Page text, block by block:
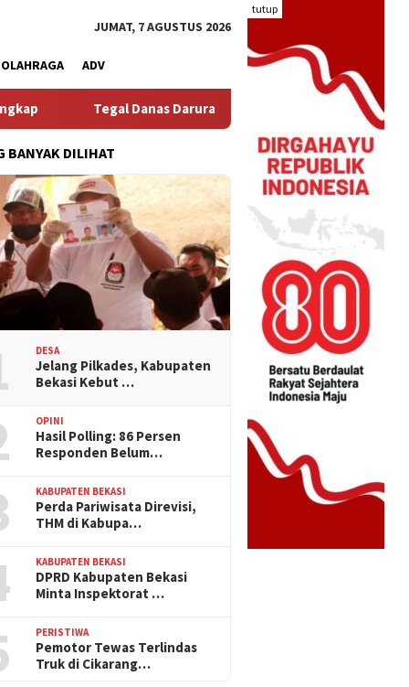
tutup
JUMAT, 7 AGUSTUS 2026
OLAHRAGA ADV
Danas Darurat Debu: Warga Hegarmukti Protes Ceceran
BANYAK DILIHAT
DESA
Jelang Pilkades, Kabupaten
Bekasi Kebut …
OPINI
Hasil Polling: 86 Persen
Responden Belum…
KABUPATEN BEKASI
Perda Pariwisata Direvisi,
THM di Kabupa…
KABUPATEN BEKASI
DPRD Kabupaten Bekasi
Minta Inspektorat …
PERISTIWA
Pemotor Tewas Terlindas
Truk di Cikarang…